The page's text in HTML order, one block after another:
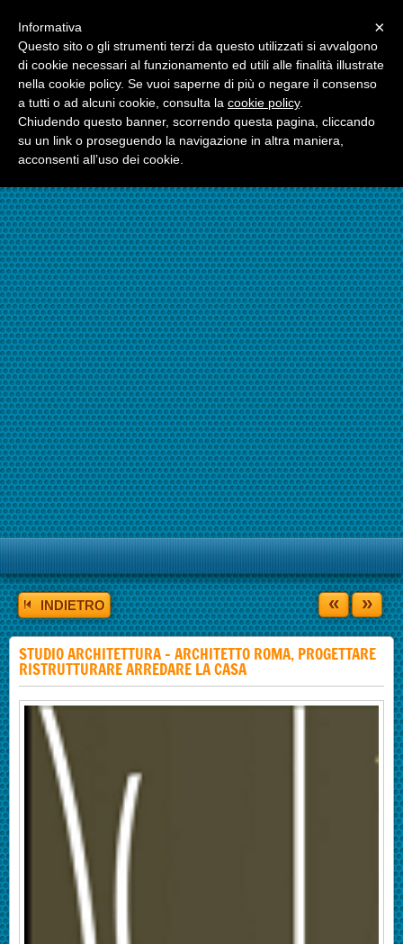
☎324.7403485
INDIETRO « »
STUDIO ARCHITETTURA - ARCHITETTO ROMA, PROGETTARE
RISTRUTTURARE ARREDARE LA CASA
×
Informativa
Questo sito o gli strumenti terzi da questo utilizzati si avvalgono
di cookie necessari al funzionamento ed utili alle finalità illustrate
nella cookie policy. Se vuoi saperne di più o negare il consenso
a tutti o ad alcuni cookie, consulta la cookie policy.
Chiudendo questo banner, scorrendo questa pagina, cliccando
su un link o proseguendo la navigazione in altra maniera,
acconsenti all’uso dei cookie.